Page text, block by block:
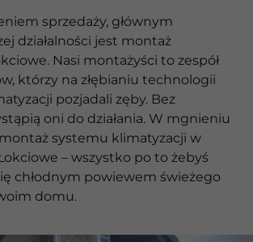
sprzedaży, głównym
działalności jest montaż
Nasi montażyści to zespół
którzy na złębianiu technologii
pozjadali zęby. Bez
oni do działania. W mgnieniu
systemu klimatyzacji w
– wszystko po to żebyś
chłodnym powiewem świeżego
domu.